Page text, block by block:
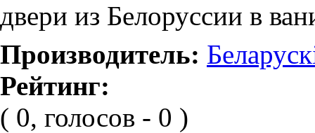
двери из Белоруссии в
Производитель:
Рейтинг:
( 0, голосов - 0 )